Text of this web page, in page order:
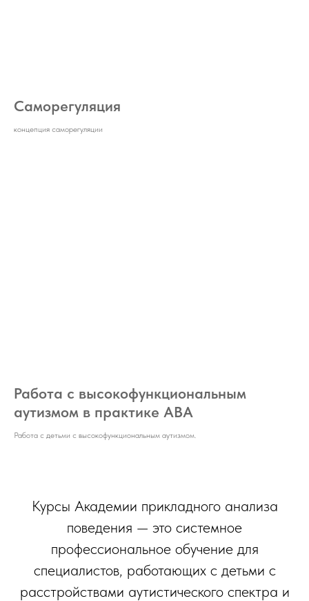
Саморегуляция
концепция саморегуляции
Работа с высокофункциональным
аутизмом в практике ABA
Работа с детьми с высокофункциональным аутизмом.
Курсы Академии прикладного анализа
поведения — это системное
профессиональное обучение для
специалистов, работающих с детьми с
расстройствами аутистического спектра и